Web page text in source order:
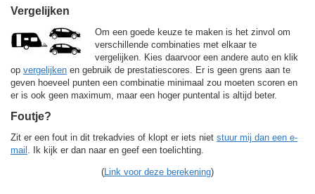
Vergelijken
Om een goede keuze te maken is het zinvol om
verschillende combinaties met elkaar te
vergelijken. Kies daarvoor een andere auto en klik
op vergelijken en gebruik de prestatiescores. Er is geen grens aan te
geven hoeveel punten een combinatie minimaal zou moeten scoren en
er is ook geen maximum, maar een hoger puntental is altijd beter.
Foutje?
Zit er een fout in dit trekadvies of klopt er iets niet stuur mij dan een e-
mail . Ik kijk er dan naar en geef een toelichting.
(Link voor deze berekening)